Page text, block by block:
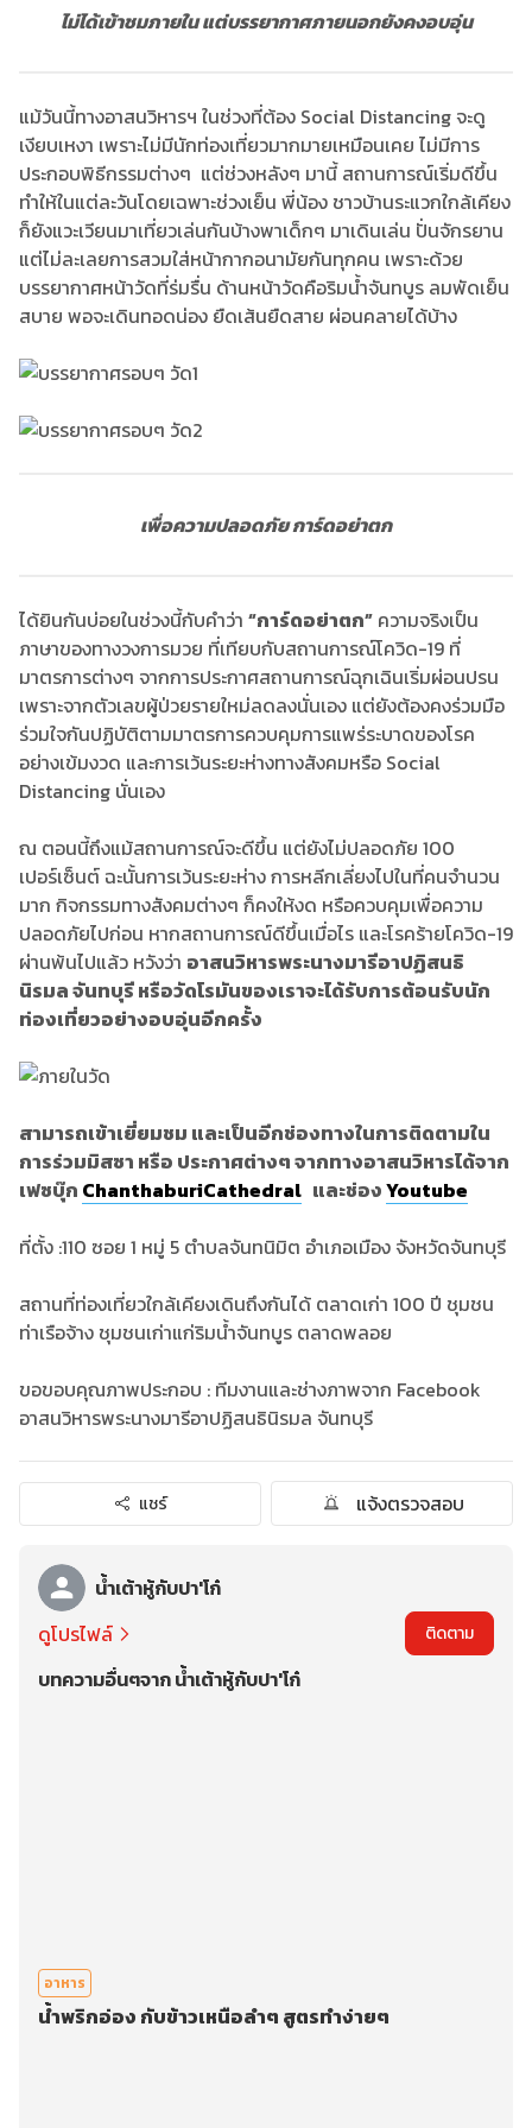
ไม่ได้เข้าชมภายใน แต่บรรยากาศภายนอกยังคงอบอุ่น
แม้วันนี้ทางอาสนวิหารฯ ในช่วงที่ต้อง Social Distancing จะดู
เงียบเหงา เพราะไม่มีนักท่องเที่ยวมากมายเหมือนเคย ไม่มีการ
ประกอบพิธีกรรมต่างๆ แต่ช่วงหลังๆ มานี้ สถานการณ์เริ่มดีขึ้น
ทำให้ในแต่ละวันโดยเฉพาะช่วงเย็น พี่น้อง ชาวบ้านระแวกใกล้เคียง
ก็ยังแวะเวียนมาเที่ยวเล่นกันบ้างพาเด็กๆ มาเดินเล่น ปั่นจักรยาน
แต่ไม่ละเลยการสวมใส่หน้ากากอนามัยกันทุกคน เพราะด้วย
บรรยากาศหน้าวัดที่ร่มรื่น ด้านหน้าวัดคือริมน้ำจันทบูร ลมพัดเย็น
สบาย พอจะเดินทอดน่อง ยืดเส้นยืดสาย ผ่อนคลายได้บ้าง
เพื่อความปลอดภัย การ์ดอย่าตก
ได้ยินกันบ่อยในช่วงนี้กับคำว่า “การ์ดอย่าตก” ความจริงเป็น
ภาษาของทางวงการมวย ที่เทียบกับสถานการณ์โควิด-19 ที่
มาตรการต่างๆ จากการประกาศสถานการณ์ฉุกเฉินเริ่มผ่อนปรน
เพราะจากตัวเลขผู้ป่วยรายใหม่ลดลงนั่นเอง แต่ยังต้องคงร่วมมือ
ร่วมใจกันปฏิบัติตามมาตรการควบคุมการแพร่ระบาดของโรค
อย่างเข้มงวด และการเว้นระยะห่างทางสังคมหรือ Social
Distancing นั่นเอง
ณ ตอนนี้ถึงแม้สถานการณ์จะดีขึ้น แต่ยังไม่ปลอดภัย 100
เปอร์เซ็นต์ ฉะนั้นการเว้นระยะห่าง การหลีกเลี่ยงไปในที่คนจำนวน
มาก กิจกรรมทางสังคมต่างๆ ก็คงให้งด หรือควบคุมเพื่อความ
ปลอดภัยไปก่อน หากสถานการณ์ดีขึ้นเมื่อไร และโรคร้ายโควิด-19
ผ่านพ้นไปแล้ว หวังว่า อาสนวิหารพระนางมารีอาปฏิสนธิ
นิรมล จันทบุรี หรือวัดโรมันของเราจะได้รับการต้อนรับนัก
ท่องเที่ยวอย่างอบอุ่นอีกครั้ง
สามารถเข้าเยี่ยมชม และเป็นอีกช่องทางในการติดตามใน
การร่วมมิสซา หรือ ประกาศต่างๆ จากทางอาสนวิหารได้จาก
เฟซบุ๊ก ChanthaburiCathedral และช่องYoutube
ที่ตั้ง :110 ซอย 1 หมู่ 5 ตำบลจันทนิมิต อำเภอเมือง จังหวัดจันทบุรี
สถานที่ท่องเที่ยวใกล้เคียงเดินถึงกันได้ ตลาดเก่า 100 ปี ชุมชน
ท่าเรือจ้าง ชุมชนเก่าแก่ริมน้ำจันทบูร ตลาดพลอย
ขอขอบคุณภาพประกอบ : ทีมงานและช่างภาพจาก Facebook
อาสนวิหารพระนางมารีอาปฏิสนธินิรมล จันทบุรี
แชร์ แจ้งตรวจสอบ
น้ำเต้าหู้กับปา'โก๋
ดูโปรไฟล์
ติดตาม
บทความอื่นๆจาก น้ำเต้าหู้กับปา'โก๋
อาหาร
น้ำพริกอ่อง กับข้าวเหนือลำๆ สูตรทำง่ายๆ